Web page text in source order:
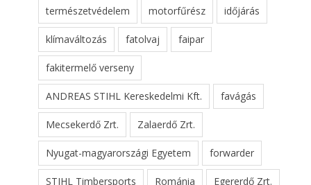
természetvédelem motorfűrész időjárás
klímaváltozás fatolvaj faipar
fakitermelő verseny
ANDREAS STIHL Kereskedelmi Kft. favágás
Mecsekerdő Zrt. Zalaerdő Zrt.
Nyugat-magyarországi Egyetem forwarder
STIHL Timbersports Románia Egererdő Zrt.